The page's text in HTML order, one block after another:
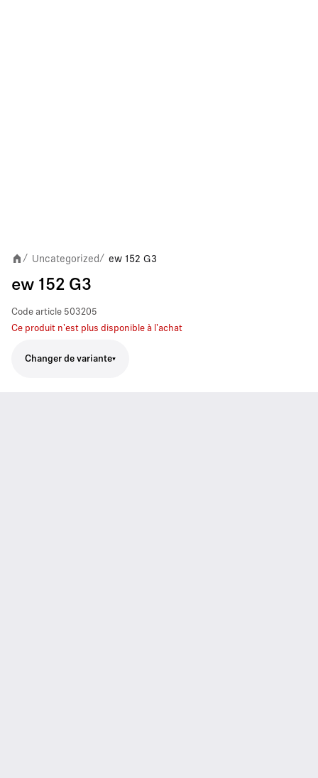
/ Uncategorized / ew 152 G3
ew 152 G3
Code article 503205
Ce produit n'est plus disponible à l'achat
Changer de variante